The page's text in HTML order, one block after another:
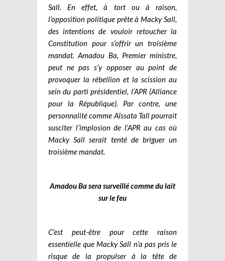
Sall. En effet, à tort ou à raison,
l’opposition politique prête à Macky Sall,
des intentions de vouloir retoucher la
Constitution pour s’offrir un troisième
mandat. Amadou Ba, Premier ministre,
peut ne pas s’y opposer au point de
provoquer la rébellion et la scission au
sein du parti présidentiel, l’APR (Alliance
pour la République). Par contre, une
personnalité comme Aïssata Tall pourrait
susciter l’implosion de l’APR au cas où
Macky Sall serait tenté de briguer un
troisième mandat.
Amadou Ba sera surveillé comme du lait
sur le feu
C’est peut-être pour cette raison
essentielle que Macky Sall n’a pas pris le
risque de la propulser à la tête de